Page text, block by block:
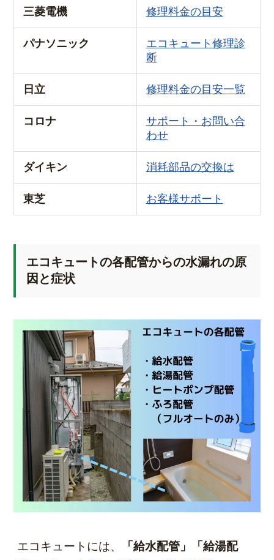
三菱電機 修理料金の目安
パナソニック
エコキュート修理診
断
日立 修理料金の目安一覧
コロナ
サポート・お問い合
わせ
ダイキン 消耗部品の交換は
東芝 お客様サポート
エコキュートの各配管からの水漏れの原
因と症状
エコキュートには、
「給水配管」「給湯配